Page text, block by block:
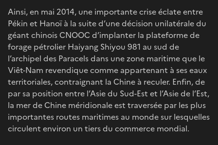
Ainsi, en mai 2014, une importante crise éclate entre
Pékin et Hanoï à la suite d’une décision unilatérale du
géant chinois CNOOC d’implanter la plateforme de
forage pétrolier Haiyang Shiyou 981 au sud de
l’archipel des Paracels dans une zone maritime que le
Viêt-Nam revendique comme appartenant à ses eaux
territoriales, contraignant la Chine à reculer. Enfin, de
par sa position entre l’Asie du Sud-Est et l’Asie de l’Est,
la mer de Chine méridionale est traversée par les plus
importantes routes maritimes au monde sur lesquelles
circulent environ un tiers du commerce mondial.